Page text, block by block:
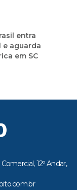
entra
e aguarda
em SC
12º Andar,